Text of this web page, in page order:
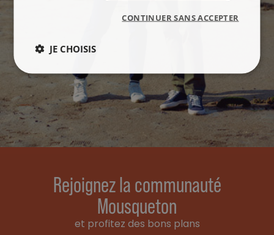
Rejoignez la communauté
Mousqueton
et profitez des bons plans
CONTINUER SANS ACCEPTER
JE CHOISIS